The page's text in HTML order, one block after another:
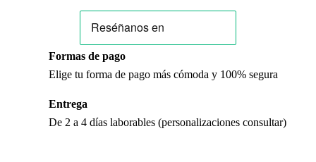
Formas de pago
Elige tu forma de pago más cómoda y 100% segura
Entrega
De 2 a 4 días laborables (personalizaciones consultar)